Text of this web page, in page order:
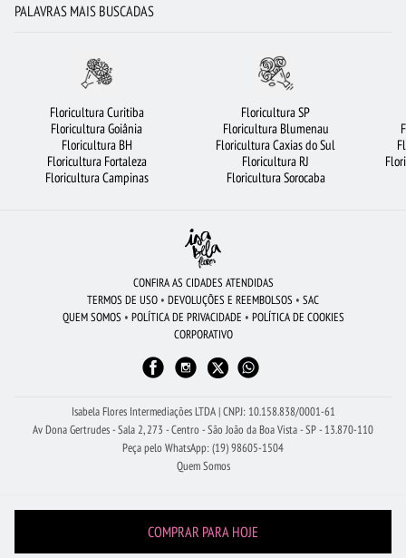
FLORICULTURA GUARULHOS FLORICULTURA NITERÓI
FLORES VERMELHAS ORQUÍDEAS FLORICULTURA SALVADOR
FLORES BUQUÊ DE ROSAS VERMELHAS URSO DE PELÚCIA
BUQUÊ DE 20 ROSAS VERMELHAS
FLORICULTURA SÃO BERNARDO DO CAMPO
FLORICULTURA SP FLORICULTURA BARUERI ROSAS AMARELAS
FLORICULTURA PORTO ALEGRE
FLORICULTURA CAMPINAS FLORICULTURA BRASÍLIA
FLORICULTURA UBERLÂNDIA ROSAS BRANCAS
PALAVRAS MAIS BUSCADAS
Floricultura Curitiba
Floricultura Goiânia
Floricultura BH
Floricultura Fortaleza
Floricultura Campinas
Floricultura SP
Floricultura Blumenau
Floricultura Caxias do Sul
Floricultura RJ
Floricultura Sorocaba
CONFIRA AS CIDADES ATENDIDAS
TERMOS DE USO • DEVOLUÇÕES E REEMBOLSOS • SAC
QUEM SOMOS • POLÍTICA DE PRIVACIDADE • POLÍTICA DE COOKIES
CORPORATIVO
Isabela Flores Intermediações LTDA | CNPJ: 10.158.838/0001-61
Av Dona Gertrudes - Sala 2, 273 - Centro - São João da Boa Vista - SP - 13.870-110
Peça pelo WhatsApp: (19) 98605-1504
Quem Somos
COMPRAR PARA HOJE